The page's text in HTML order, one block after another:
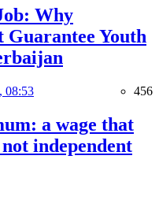
Why
Guarantee Youth
08:53 456
a wage that
independent